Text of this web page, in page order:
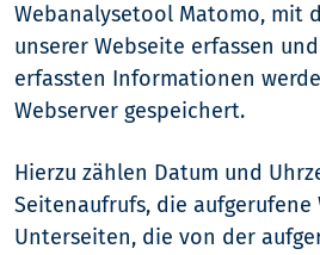
Webanalysetool Matomo, mit
unserer Webseite erfassen
erfassten Informationen
Webserver gespeichert.
Hierzu zählen Datum und
Seitenaufrufs, die aufgerufene
Unterseiten, die von der